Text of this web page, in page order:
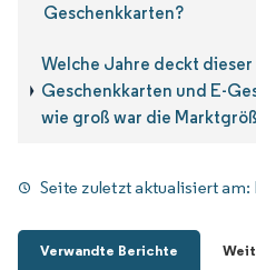
Geschenkkarten?
Welche Jahre deckt
Geschenkkarten und E-
wie groß war die
Seite zuletzt aktualisiert am:
Verwandte Berichte